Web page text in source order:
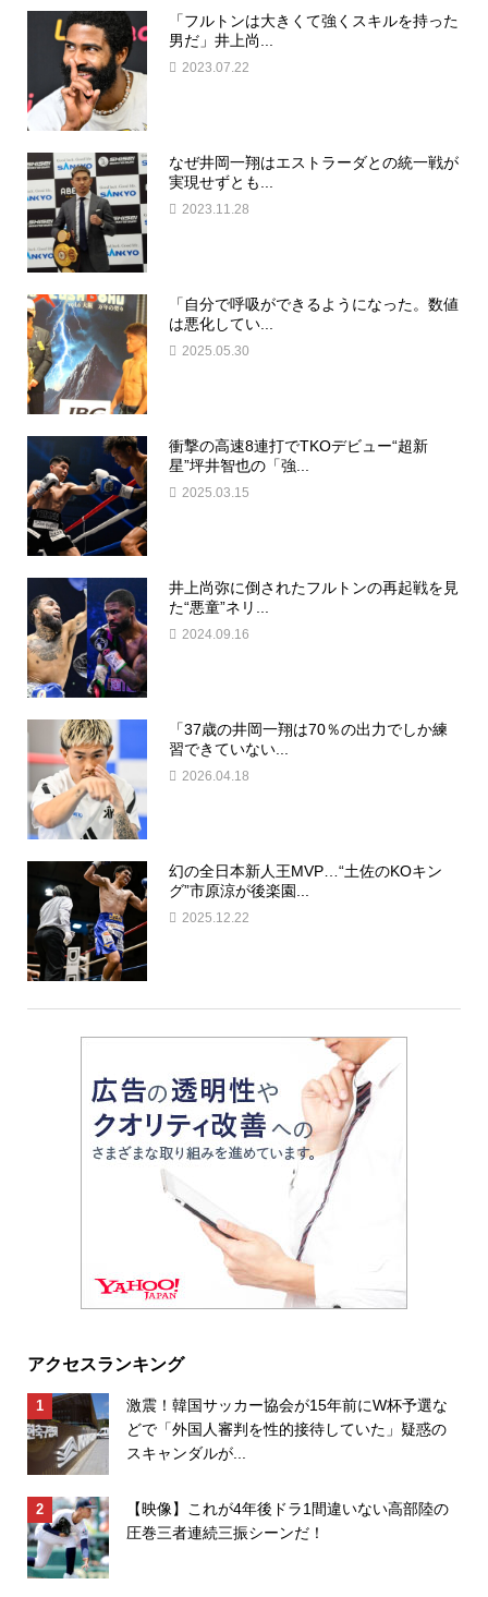
「フルトンは大きくて強くスキルを持った
男だ」井上尚...
2023.07.22
なぜ井岡一翔はエストラーダとの統一戦が
実現せずとも...
2023.11.28
「自分で呼吸ができるようになった。数値
は悪化してい...
2025.05.30
衝撃の高速8連打でTKOデビュー“超新
星”坪井智也の「強...
2025.03.15
井上尚弥に倒されたフルトンの再起戦を見
た“悪童”ネリ...
2024.09.16
「37歳の井岡一翔は70％の出力でしか練
習できていない...
2026.04.18
幻の全日本新人王MVP…“土佐のKOキン
グ”市原涼が後楽園...
2025.12.22
アクセスランキング
激震！韓国サッカー協会が15年前にW杯予選な
どで「外国人審判を性的接待していた」疑惑の
スキャンダルが...
【映像】これが4年後ドラ1間違いない高部陸の
圧巻三者連続三振シーンだ！